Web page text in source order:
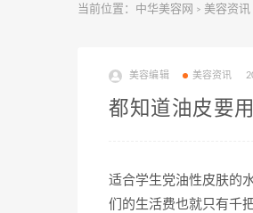
当前位置： 中华美容网 > 美容资讯
美容编辑 美容资讯
都知道油皮要
适合学生党油性皮肤的
们的生活费也就只有千